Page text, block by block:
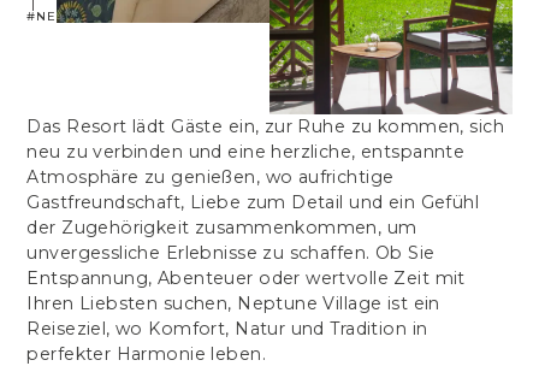
#NEPTUNEVILLAGE
Das Resort lädt Gäste ein, zur Ruhe zu kommen, sich
neu zu verbinden und eine herzliche, entspannte
Atmosphäre zu genießen, wo aufrichtige
Gastfreundschaft, Liebe zum Detail und ein Gefühl
der Zugehörigkeit zusammenkommen, um
unvergessliche Erlebnisse zu schaffen. Ob Sie
Entspannung, Abenteuer oder wertvolle Zeit mit
Ihren Liebsten suchen, Neptune Village ist ein
Reiseziel, wo Komfort, Natur und Tradition in
perfekter Harmonie leben.